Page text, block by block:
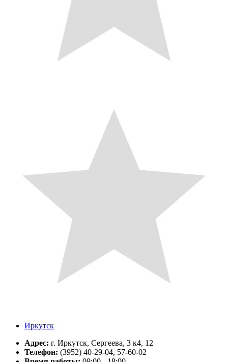
Иркутск
Адрес: г. Иркутск, Сергеева, 3 к4, 12
Телефон: (3952) 40-29-04, 57-60-02